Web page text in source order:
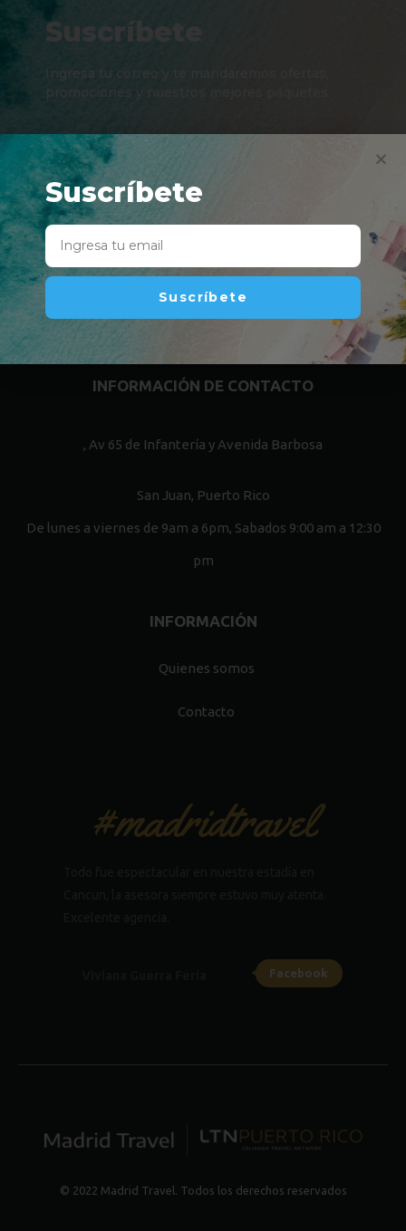
Suscríbete
Ingresa tu correo y te mandaremos ofertas,
promociones y nuestros mejores paquetes.
Suscríbete
INFORMACIÓN DE CONTACTO
, Av 65 de Infantería y Avenida Barbosa
San Juan, Puerto Rico
De lunes a viernes de 9am a 6pm, Sabados 9:00 am a 12:30
pm
INFORMACIÓN
Quienes somos
Contacto
#madridtravel
Facebook
© 2022 Madrid Travel. Todos los derechos reservados
Suscríbete
Suscríbete